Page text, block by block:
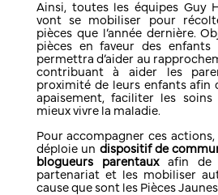
Ainsi, toutes les équipes Guy
vont se mobiliser pour
pièces que l’année dernière.
pièces en faveur des enfants
permettra d’aider au
contribuant à aider les
proximité de leurs enfants afin
apaisement, faciliter les
mieux vivre la maladie.
Pour accompagner ces actions,
déploie un dispositif de
blogueurs parentauxafin de
partenariat et les mobiliser
cause que sont les Pièces